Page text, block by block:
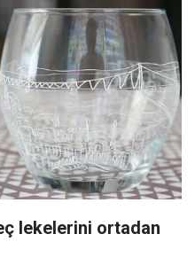
lekelerini ortadan